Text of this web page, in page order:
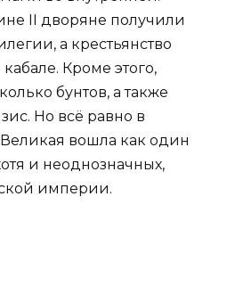
II дворяне получили
а крестьянство
Кроме этого,
бунтов, а также
Но всё равно в
вошла как один
и неоднозначных,
империи.